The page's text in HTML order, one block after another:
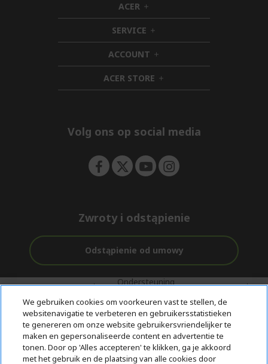
ACER h
i
d
d
e
n
SERVICE h
i
d
e
n
ACCOUNT h
i
d
d
ACER STORE h
i
e
Volg ons op social media
Zwroty i odstąpienie
Odstąpienie od umowy
Gratis
bezorging
Ondersteuning
aankoop
Met 0%
Rente
© 2026 Acer Inc.
CPYou BV is de erkende reseller van de producten en diensten die
in deze winkel worden aangeboden.
We gebruiken cookies om voorkeuren vast te stellen, de
websitenavigatie te verbeteren en gebruikersstatistieken
te genereren om onze website gebruikersvriendelijker te
maken en gepersonaliseerde content en advertentie te
tonen. Door op 'Alles accepteren' te klikken, ga je akkoord
met het gebruik en de plaatsing van alle cookies door